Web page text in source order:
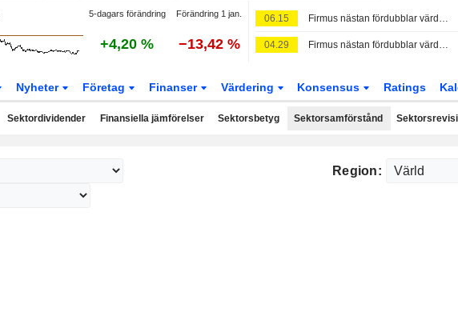
5-dagars förändring Förändring 1 jan.
+4,20 % −13,42 %
06.15 Firmus nästan fördubblar värderingen till över 10,5 miljarder dollar efter Nvidia-stödd finansieringsrunda
04.29 Firmus nästan fördubblar värderingen till över 10,5 miljarder dollar efter kapitalrunda med Nvidia
Nyheter Företag Finanser Värdering Konsensus Ratings
Sektordividender Finansiella jämförelser Sektorsbetyg Sektorsamförstånd
Region: